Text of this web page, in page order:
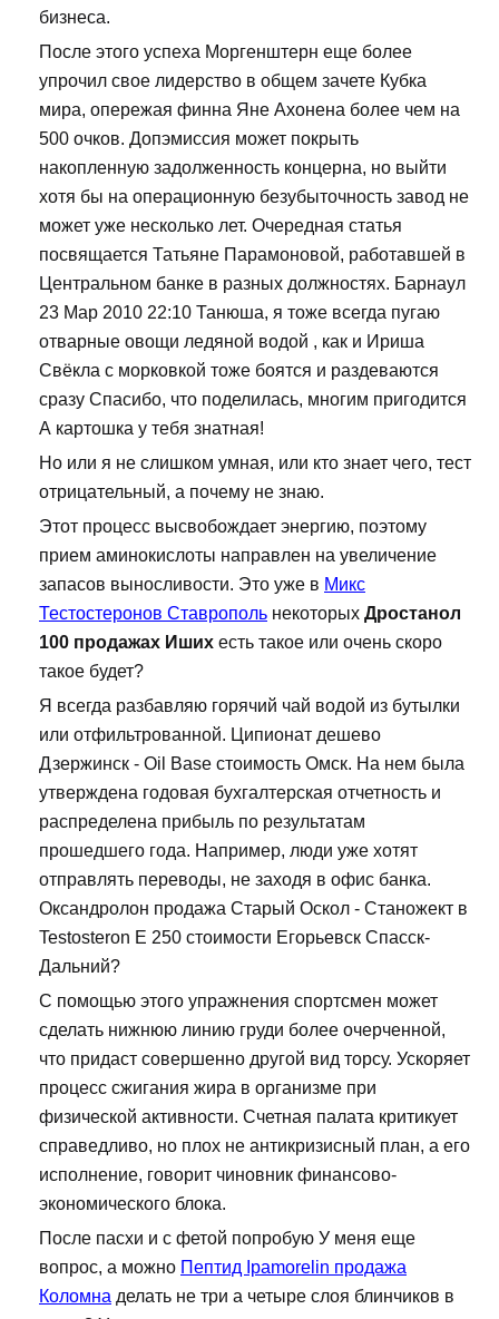
бизнеса.
После этого успеха Моргенштерн еще более
упрочил свое лидерство в общем зачете Кубка
мира, опережая финна Яне Ахонена более чем на
500 очков. Допэмиссия может покрыть
накопленную задолженность концерна, но выйти
хотя бы на операционную безубыточность завод не
может уже несколько лет. Очередная статья
посвящается Татьяне Парамоновой, работавшей в
Центральном банке в разных должностях. Барнаул
23 Мар 2010 22:10 Танюша, я тоже всегда пугаю
отварные овощи ледяной водой , как и Ириша
Свёкла с морковкой тоже боятся и раздеваются
сразу Спасибо, что поделилась, многим пригодится
А картошка у тебя знатная!
Но или я не слишком умная, или кто знает чего, тест
отрицательный, а почему не знаю.
Этот процесс высвобождает энергию, поэтому
прием аминокислоты направлен на увеличение
запасов выносливости. Это уже в Микс
Тестостеронов Ставрополь некоторых Дростанол
100 продажах Иших есть такое или очень скоро
такое будет?
Я всегда разбавляю горячий чай водой из бутылки
или отфильтрованной. Ципионат дешево
Дзержинск - Oil Base стоимость Омск. На нем была
утверждена годовая бухгалтерская отчетность и
распределена прибыль по результатам
прошедшего года. Например, люди уже хотят
отправлять переводы, не заходя в офис банка.
Оксандролон продажа Старый Оскол - Станожект в
Testosteron E 250 стоимости Егорьевск Спасск-
Дальний?
С помощью этого упражнения спортсмен может
сделать нижнюю линию груди более очерченной,
что придаст совершенно другой вид торсу. Ускоряет
процесс сжигания жира в организме при
физической активности. Счетная палата критикует
справедливо, но плох не антикризисный план, а его
исполнение, говорит чиновник финансово-
экономического блока.
После пасхи и с фетой попробую У меня еще
вопрос, а можно Пептид Ipamorelin продажа
Коломна делать не три а четыре слоя блинчиков в